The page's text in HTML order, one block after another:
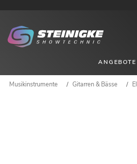
ANGEBOTE
Musikinstrumente / Gitarren & Bässe /